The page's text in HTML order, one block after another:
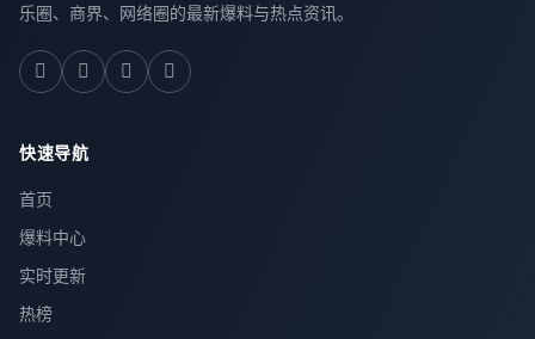
乐圈、商界、网络圈的最新爆料与热点资讯。
快速导航
首页
爆料中心
实时更新
热榜